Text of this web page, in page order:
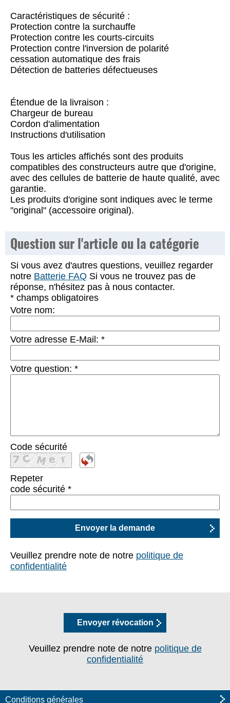
Caractéristiques de sécurité :
Protection contre la surchauffe
Protection contre les courts-circuits
Protection contre l'inversion de polarité
cessation automatique des frais
Détection de batteries défectueuses
Étendue de la livraison :
Chargeur de bureau
Cordon d'alimentation
Instructions d'utilisation
Tous les articles affichés sont des produits
compatibles des constructeurs autre que d'origine,
avec des cellules de batterie de haute qualité, avec
garantie.
Les produits d'origine sont indiques avec le terme
"original" (accessoire original).
Question sur l'article ou la catégorie
Si vous avez d'autres questions, veuillez regarder
notre Batterie FAQ Si vous ne trouvez pas de
réponse, n'hésitez pas à nous contacter.
* champs obligatoires
Votre nom:
Votre adresse E-Mail: *
Votre question: *
Code sécurité
Repeter
code sécurité *
Veuillez prendre note de notre politique de
confidentialité
Envoyer révocation
Veuillez prendre note de notre politique de
confidentialité
Conditions générales